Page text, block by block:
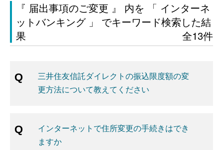
『 届出事項のご変更 』 内を 「 インターネ
ットバンキング 」 でキーワード検索した結
果
全13件
三井住友信託ダイレクトの振込限度額の変
更方法について教えてください
インターネットで住所変更の手続きはでき
ますか